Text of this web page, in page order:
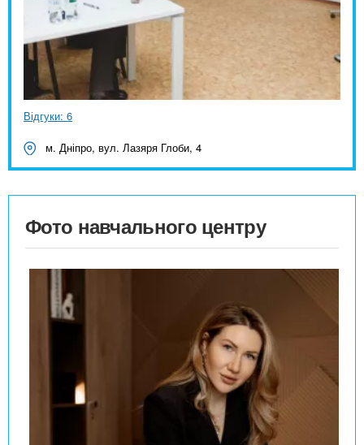
Відгуки: 6
м. Дніпро, вул. Лазяря Глоби, 4
Фото навчального центру